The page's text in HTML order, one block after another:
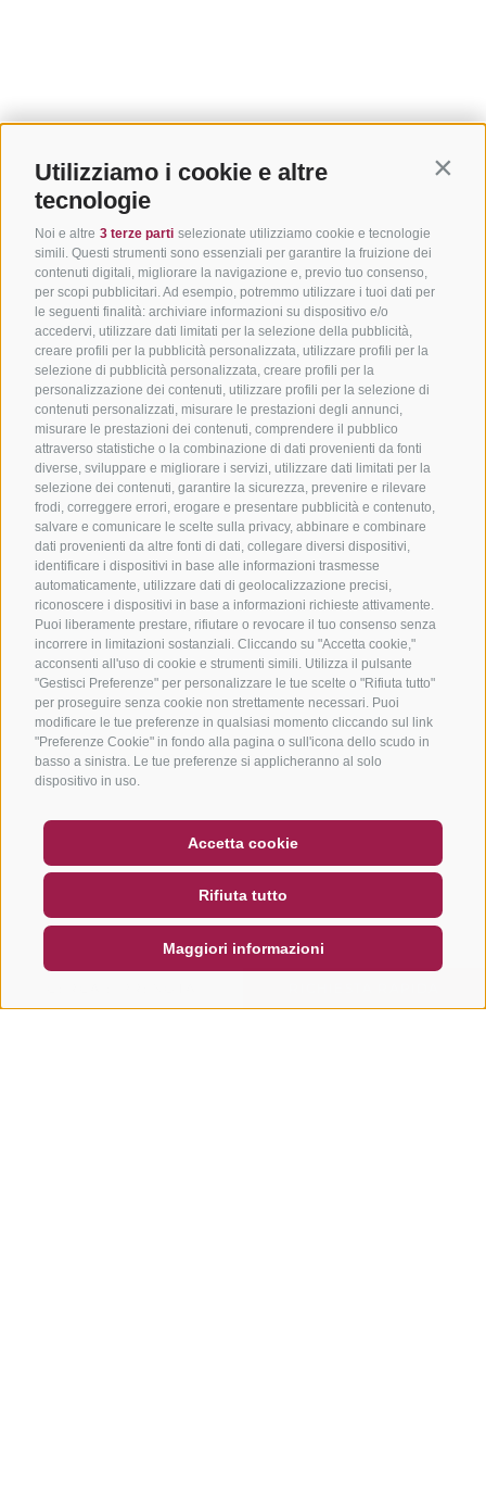
Utilizziamo i cookie e altre
tecnologie
Noi e altre 3 terze parti selezionate utilizziamo cookie e tecnologie
simili. Questi strumenti sono essenziali per garantire la fruizione dei
contenuti digitali, migliorare la navigazione e, previo tuo consenso,
per scopi pubblicitari. Ad esempio, potremmo utilizzare i tuoi dati per
le seguenti finalità: archiviare informazioni su dispositivo e/o
accedervi, utilizzare dati limitati per la selezione della pubblicità,
creare profili per la pubblicità personalizzata, utilizzare profili per la
selezione di pubblicità personalizzata, creare profili per la
personalizzazione dei contenuti, utilizzare profili per la selezione di
contenuti personalizzati, misurare le prestazioni degli annunci,
misurare le prestazioni dei contenuti, comprendere il pubblico
attraverso statistiche o la combinazione di dati provenienti da fonti
diverse, sviluppare e migliorare i servizi, utilizzare dati limitati per la
selezione dei contenuti, garantire la sicurezza, prevenire e rilevare
frodi, correggere errori, erogare e presentare pubblicità e contenuto,
salvare e comunicare le scelte sulla privacy, abbinare e combinare
dati provenienti da altre fonti di dati, collegare diversi dispositivi,
identificare i dispositivi in base alle informazioni trasmesse
automaticamente, utilizzare dati di geolocalizzazione precisi,
riconoscere i dispositivi in base a informazioni richieste attivamente.
Puoi liberamente prestare, rifiutare o revocare il tuo consenso senza
incorrere in limitazioni sostanziali. Cliccando su "Accetta cookie,"
acconsenti all'uso di cookie e strumenti simili. Utilizza il pulsante
"Gestisci Preferenze" per personalizzare le tue scelte o "Rifiuta tutto"
per proseguire senza cookie non strettamente necessari. Puoi
modificare le tue preferenze in qualsiasi momento cliccando sul link
"Preferenze Cookie" in fondo alla pagina o sull'icona dello scudo in
basso a sinistra. Le tue preferenze si applicheranno al solo
dispositivo in uso.
Accetta cookie
Rifiuta tutto
Maggiori informazioni
NEWSLETTER
SOCIAL WALL METEO